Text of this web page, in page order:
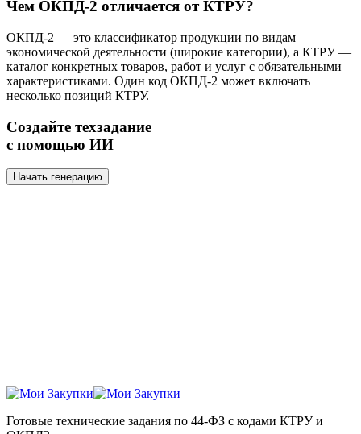
Чем ОКПД-2 отличается от КТРУ?
ОКПД-2 — это классификатор продукции по видам
экономической деятельности (широкие категории), а КТРУ —
каталог конкретных товаров, работ и услуг с обязательными
характеристиками. Один код ОКПД-2 может включать
несколько позиций КТРУ.
Создайте техзадание
с помощью ИИ
Начать генерацию
Готовые технические задания по 44-ФЗ с кодами КТРУ и